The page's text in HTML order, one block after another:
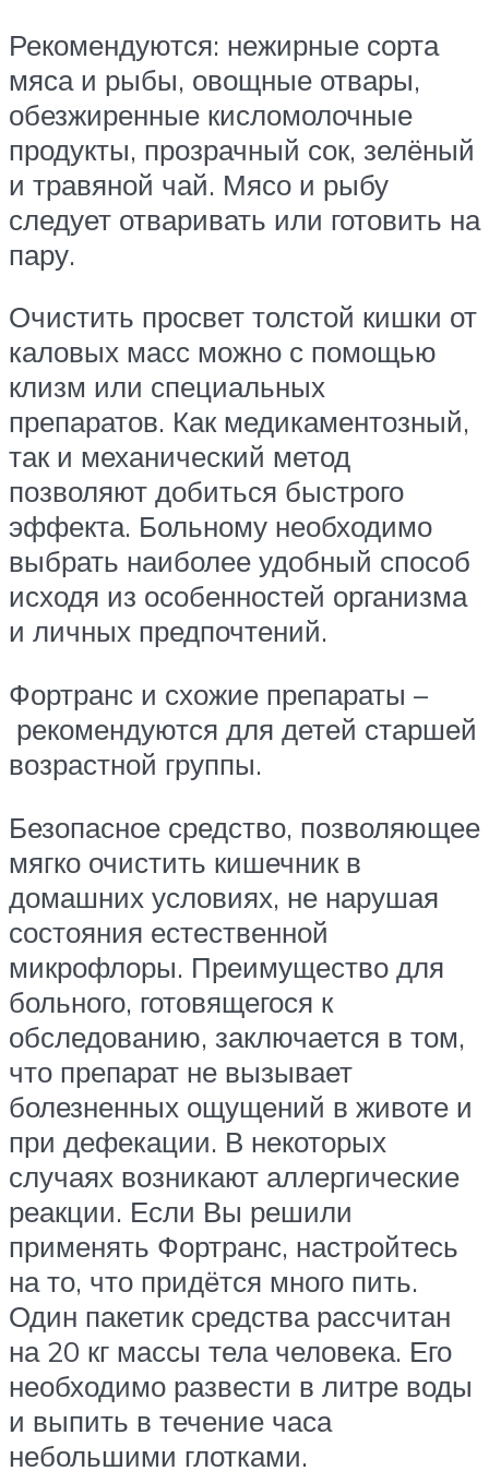
Рекомендуются: нежирные сорта
мяса и рыбы, овощные отвары,
обезжиренные кисломолочные
продукты, прозрачный сок, зелёный
и травяной чай. Мясо и рыбу
следует отваривать или готовить на
пару.
Очистить просвет толстой кишки от
каловых масс можно с помощью
клизм или специальных
препаратов. Как медикаментозный,
так и механический метод
позволяют добиться быстрого
эффекта. Больному необходимо
выбрать наиболее удобный способ
исходя из особенностей организма
и личных предпочтений.
Фортранс и схожие препараты –
рекомендуются для детей старшей
возрастной группы.
Безопасное средство, позволяющее
мягко очистить кишечник в
домашних условиях, не нарушая
состояния естественной
микрофлоры. Преимущество для
больного, готовящегося к
обследованию, заключается в том,
что препарат не вызывает
болезненных ощущений в животе и
при дефекации. В некоторых
случаях возникают аллергические
реакции. Если Вы решили
применять Фортранс, настройтесь
на то, что придётся много пить.
Один пакетик средства рассчитан
на 20 кг массы тела человека. Его
необходимо развести в литре воды
и выпить в течение часа
небольшими глотками.